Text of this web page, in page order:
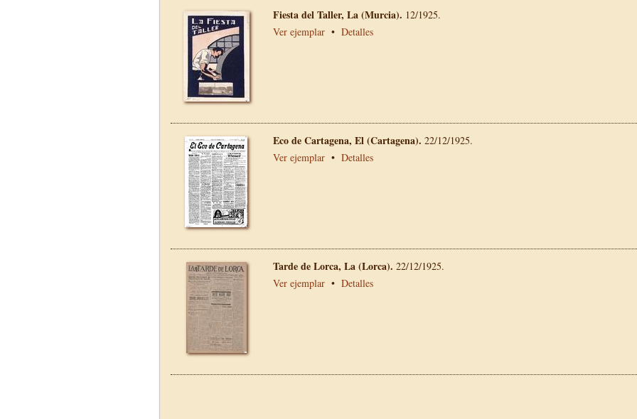
Fiesta del Taller, La (Murcia). 12/1925.
Ver ejemplar • Detalles
Eco de Cartagena, El (Cartagena). 22/12/1925.
Ver ejemplar • Detalles
Tarde de Lorca, La (Lorca). 22/12/1925.
Ver ejemplar • Detalles